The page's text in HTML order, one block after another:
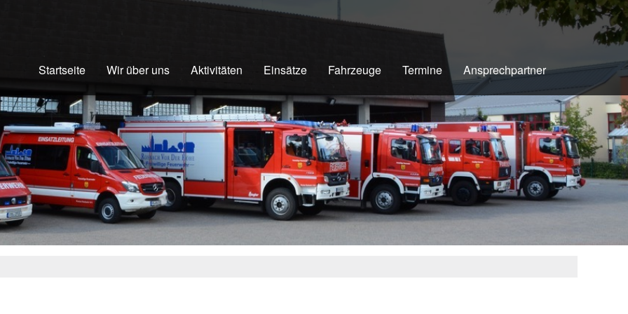
Startseite Wir über uns Aktivitäten Einsätze Fahrzeuge Termine Ansprechpartner